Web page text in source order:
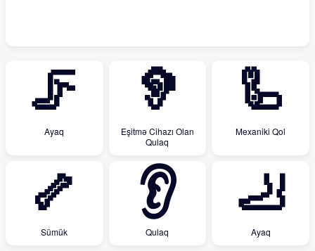
🦵
Ayaq
🦻
Eşitmə Cihazı Olan
Qulaq
🦾
Mexaniki Qol
🦴
Sümük
👂
Qulaq
🦶
Ayaq